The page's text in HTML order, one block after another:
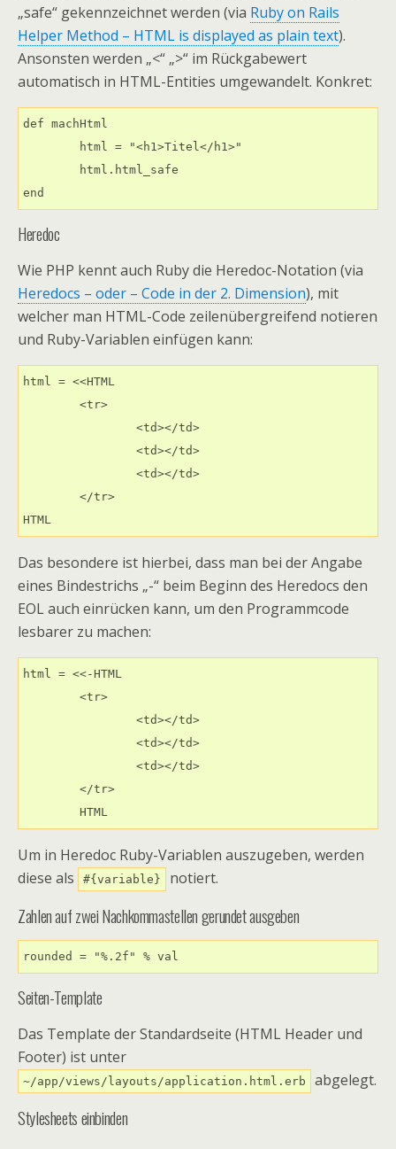
„safe“ gekennzeichnet werden (via Ruby on Rails
Helper Method – HTML is displayed as plain text).
Ansonsten werden „<“ „>“ im Rückgabewert
automatisch in HTML-Entities umgewandelt. Konkret:
def machHtml
Heredoc
Wie PHP kennt auch Ruby die Heredoc-Notation (via
Heredocs – oder – Code in der 2. Dimension), mit
welcher man HTML-Code zeilenübergreifend notieren
und Ruby-Variablen einfügen kann:
html = <<HTML
HTML
Das besondere ist hierbei, dass man bei der Angabe
eines Bindestrichs „-“ beim Beginn des Heredocs den
EOL auch einrücken kann, um den Programmcode
lesbarer zu machen:
html = <<-HTML
	HTML
Um in Heredoc Ruby-Variablen auszugeben, werden
diese als
#{variable} notiert.
Zahlen auf zwei Nachkommastellen gerundet ausgeben
rounded = "%.2f" % val
Seiten-Template
Das Template der Standardseite (HTML Header und
Footer) ist unter
~/app/views/layouts/application.html.erb abgelegt.
Stylesheets einbinden